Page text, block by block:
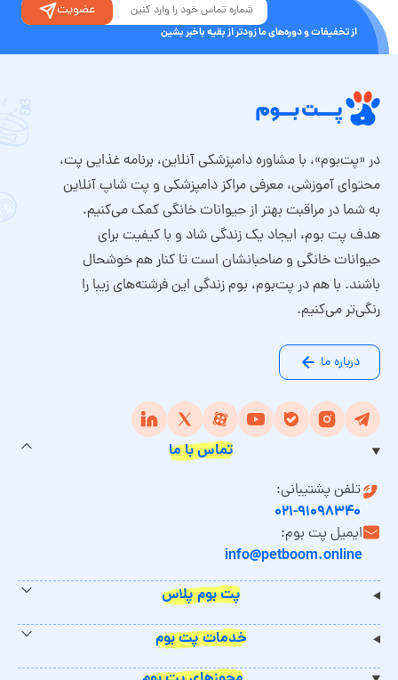
از تخفیفات و دوره‌های ما زودتر از بقیه باخبر بشین
عضویت
در «پت‌بوم»، با مشاوره دامپزشکی آنلاین، برنامه غذایی پت،
محتوای آموزشی، معرفی مراکز دامپزشکی و پت شاپ آنلاین
به شما در مراقبت بهتر از حیوانات خانگی کمک می‌کنیم.
هدف پت بوم، ایجاد یک زندگی شاد و با کیفیت برای
حیوانات خانگی و صاحبانشان است تا کنار هم خوشحال
باشند. با هم در پت‌بوم، بوم زندگی این فرشته‌های زیبا را
رنگی‌تر می‌کنیم.
درباره ما
تماس با ما
تلفن پشتیبانی:
۰۲۱-۹۱۰۹۸۳۴۰
ایمیل پت بوم:
info@petboom.online
پت بوم پلاس
خدمات پت بوم